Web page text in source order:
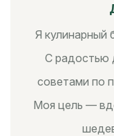
Я кулинарный
С радостью
советами по
Моя цель —